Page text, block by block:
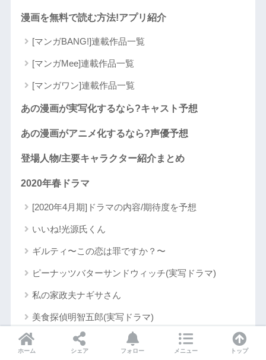
漫画を無料で読む方法!アプリ紹介
[マンガBANG!]連載作品一覧
[マンガMee]連載作品一覧
[マンガワン]連載作品一覧
あの漫画が実写化するなら?キャスト予想
あの漫画がアニメ化するなら?声優予想
登場人物/主要キャラクター紹介まとめ
2020年春ドラマ
[2020年4月期]ドラマの内容/期待度を予想
いいね!光源氏くん
ギルティ〜この恋は罪ですか？〜
ピーナッツバターサンドウィッチ(実写ドラマ)
私の家政夫ナギサさん
美食探偵明智五郎(実写ドラマ)
未分類
ホーム シェア フォロー メニュー トップ